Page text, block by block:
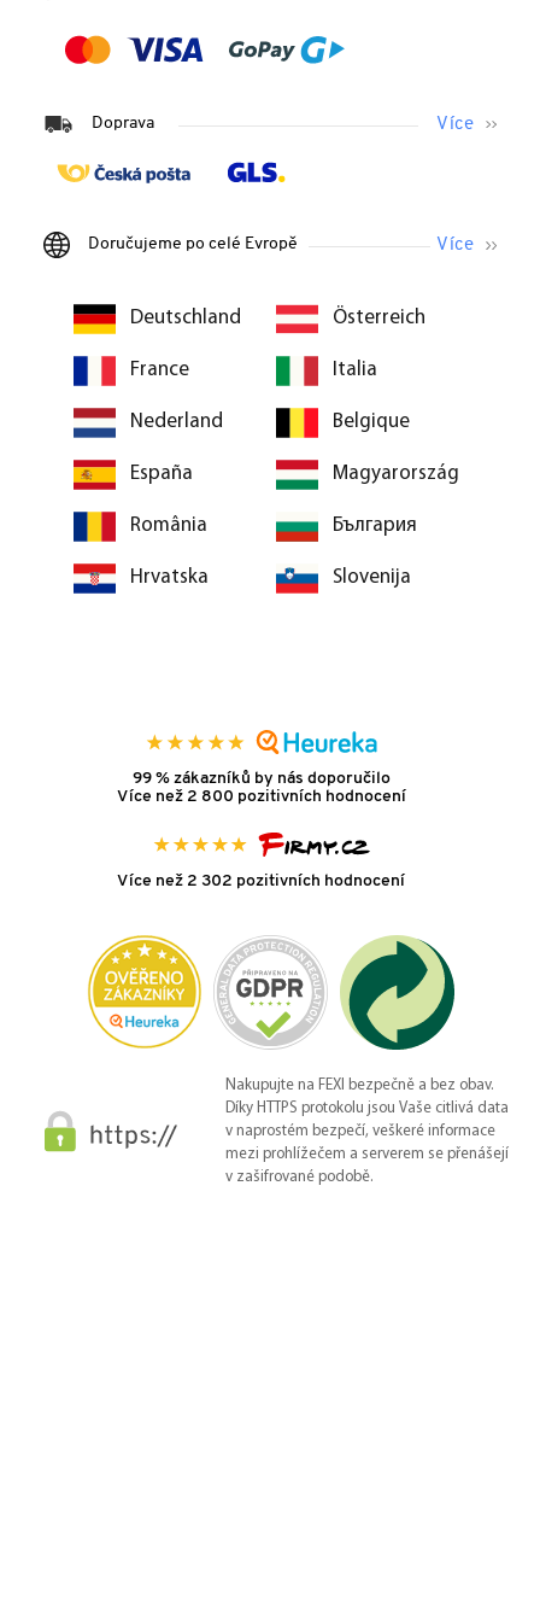
Doprava
Doručujeme po celé Evropě
Deutschland Österreich
France Italia
Nederland Belgique
España Magyarország
România България
Hrvatska Slovenija
99 % zákazníků by nás doporučilo
Více než 2 800 pozitivních hodnocení
Více než 2 302 pozitivních hodnocení
Nakupujte na FEXI bezpečně a bez obav.
Díky HTTPS protokolu jsou Vaše citlivá data
v naprostém bezpečí, veškeré informace
mezi prohlížečem a serverem se přenášejí
v zašifrované podobě.